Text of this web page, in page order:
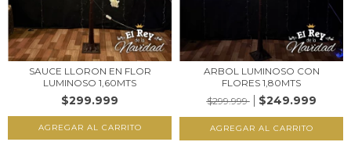
SAUCE LLORON EN FLOR
LUMINOSO 1,60MTS
$299.999
ARBOL LUMINOSO CON
FLORES 1,80MTS
$299.999
$249.999